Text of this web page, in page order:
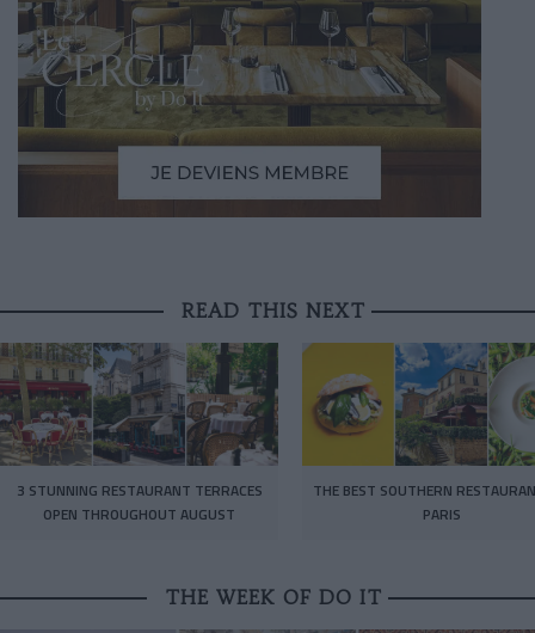
READ THIS NEXT
3 STUNNING RESTAURANT TERRACES
OPEN THROUGHOUT AUGUST
THE BEST SOUTHERN
PARIS
THE WEEK OF DO IT